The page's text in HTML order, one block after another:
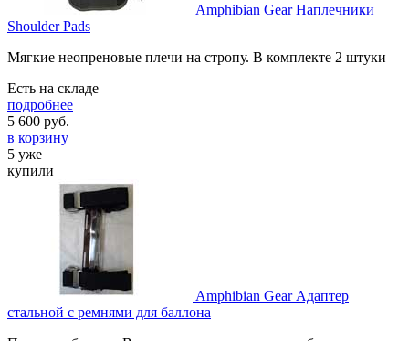
Amphibian Gear Наплечники
Shoulder Pads
Мягкие неопреновые плечи на стропу. В комплекте 2 штуки
Есть на складе
подробнее
5 600 руб.
в корзину
5 уже
купили
Amphibian Gear Адаптер
стальной с ремнями для баллона